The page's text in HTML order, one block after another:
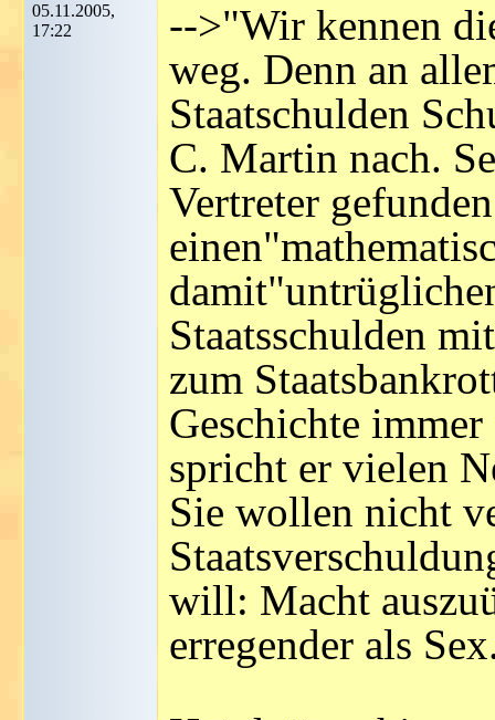
05.11.2005,
17:22
-->"Wir kennen
weg. Denn an
Staatschulden
C. Martin nach.
Vertreter
Staatsschulden
zum
Geschichte
spricht er vielen
Sie wollen nicht
will: Macht
erregender als